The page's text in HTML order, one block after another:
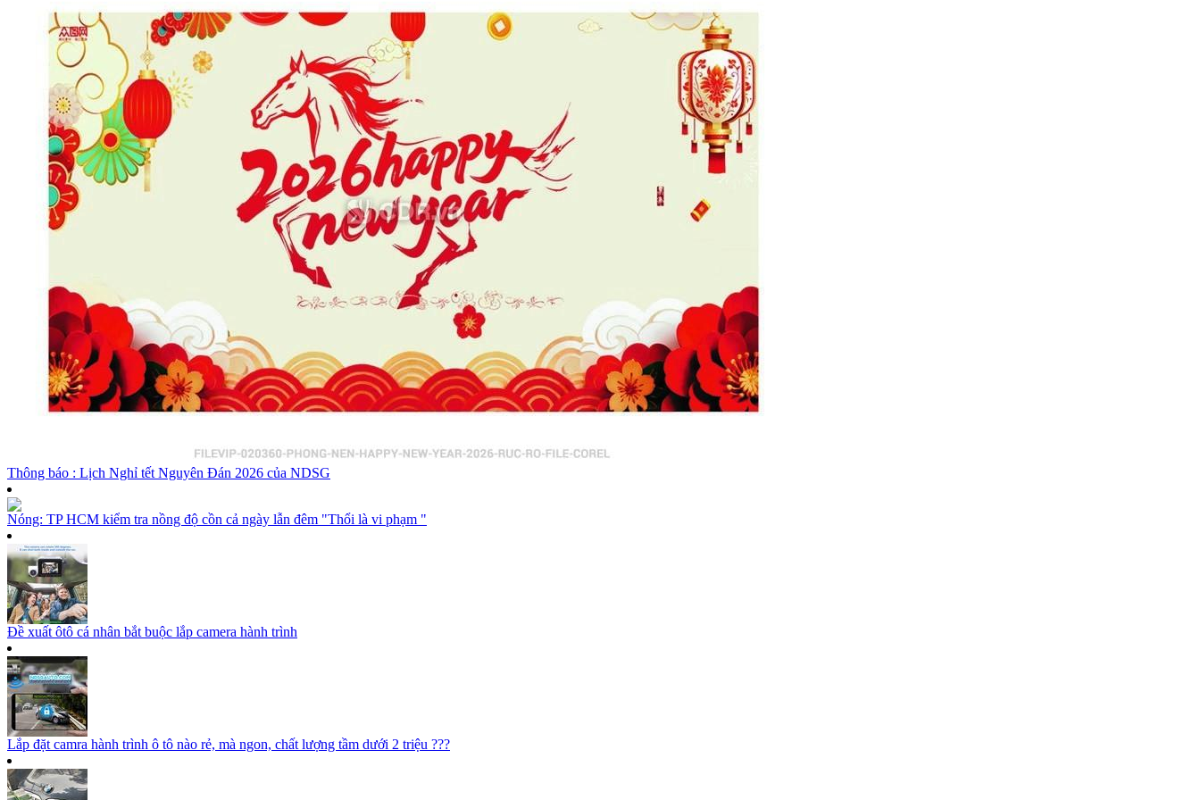
Thông báo : Lịch Nghỉ tết Nguyên Đán 2026 của NDSG
Nóng: TP HCM kiểm tra nồng độ cồn cả ngày lẫn đêm "Thổi là vi phạm "
Đề xuất ôtô cá nhân bắt buộc lắp camera hành trình
Lắp đặt camra hành trình ô tô nào rẻ, mà ngon, chất lượng tầm dưới 2 triệu ???